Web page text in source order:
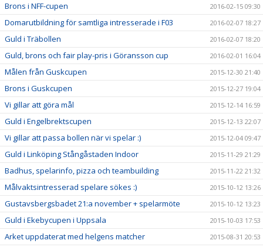
Brons i NFF-cupen 2016-02-15 09:30
Domarutbildning för samtliga intresserade i F03 2016-02-07 18:27
Guld i Träbollen 2016-02-07 18:20
Guld, brons och fair play-pris i Göransson cup 2016-02-01 16:04
Målen från Guskcupen 2015-12-30 21:40
Brons i Guskcupen 2015-12-27 19:04
Vi gillar att göra mål 2015-12-14 16:59
Guld i Engelbrektscupen 2015-12-13 22:07
Vi gillar att passa bollen när vi spelar :) 2015-12-04 09:47
Guld i Linköping Stångåstaden Indoor 2015-11-29 21:29
Badhus, spelarinfo, pizza och teambuilding 2015-11-22 21:32
Målvaktsintresserad spelare sökes :) 2015-10-12 13:26
Gustavsbergsbadet 21:a november + spelarmöte 2015-10-12 13:23
Guld i Ekebycupen i Uppsala 2015-10-03 17:53
Arket uppdaterat med helgens matcher 2015-08-31 20:53